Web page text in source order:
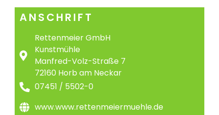
ANSCHRIFT
Rettenmeier GmbH
Kunstmühle
Manfred-Volz-Straße 7
72160 Horb am Neckar
07451 / 5502-0
www.www.rettenmeiermuehle.de